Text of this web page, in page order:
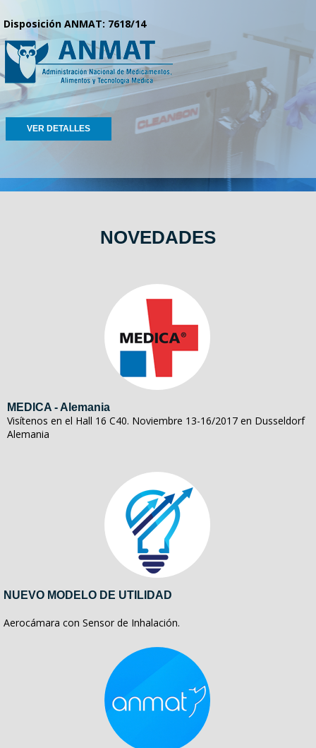
Disposición ANMAT: 7618/14
VER DETALLES
NOVEDADES
MEDICA - Alemania
Visítenos en el Hall 16 C40. Noviembre 13-16/2017 en Dusseldorf
Alemania
NUEVO MODELO DE UTILIDAD
Aerocámara con Sensor de Inhalación.